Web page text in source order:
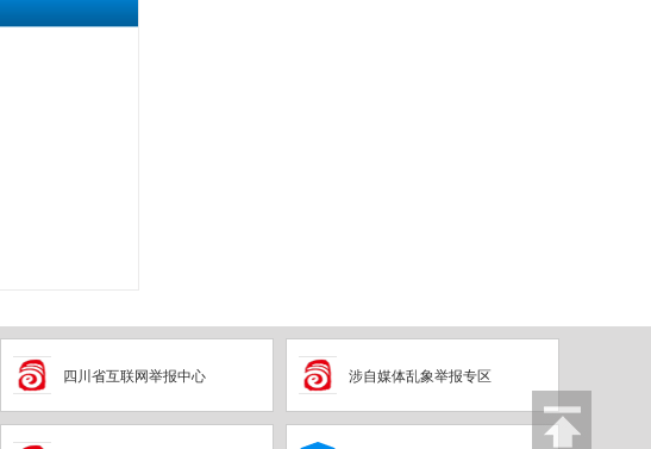
四川省互联网举报中心 涉自媒体乱象举报专区